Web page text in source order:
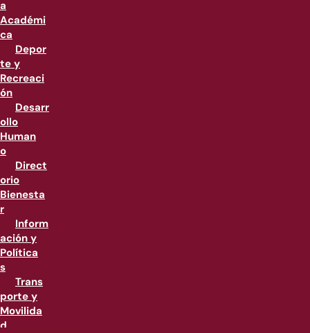
a
Académi
ca
Depor
te y
Recreaci
ón
Desarr
ollo
Human
o
Direct
orio
Bienesta
r
Inform
ación y
Política
s
Trans
porte y
Movilida
d